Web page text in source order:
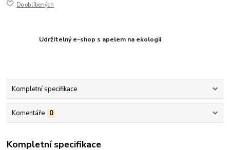
Do oblíbených
Udržitelný e-shop s apelem na ekologii
Kompletní specifikace
Komentáře 0
Kompletní specifikace